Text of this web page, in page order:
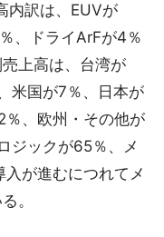
内訳は、EUVが
、ドライArFが4％
上高は、台湾が
米国が7％、日本が
、欧州・その他が
ジックが65％、メ
が進むにつれてメ
。